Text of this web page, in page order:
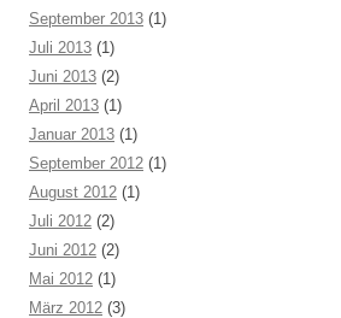
September 2013 (1)
Juli 2013 (1)
Juni 2013 (2)
April 2013 (1)
Januar 2013 (1)
September 2012 (1)
August 2012 (1)
Juli 2012 (2)
Juni 2012 (2)
Mai 2012 (1)
März 2012 (3)